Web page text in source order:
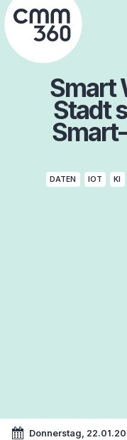
Skip
to
content
Smart
Stadt
DATEN IOT KI
Donnerstag,